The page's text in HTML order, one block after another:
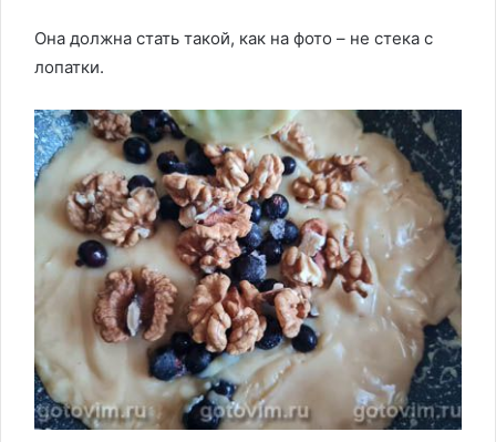
Она должна стать такой, как на фото – не стека с
лопатки.